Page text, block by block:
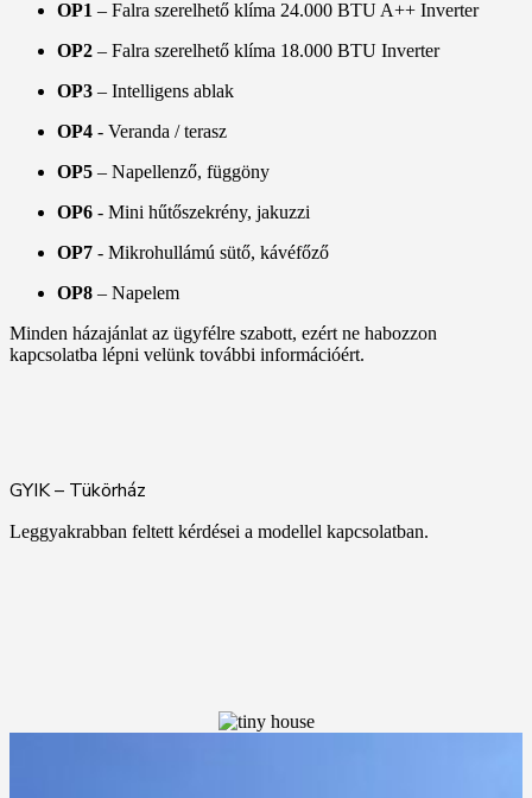
OP1 – Falra szerelhető klíma 24.000 BTU A++ Inverter
OP2 – Falra szerelhető klíma 18.000 BTU Inverter
OP3 – Intelligens ablak
OP4 - Veranda / terasz
OP5 – Napellenző, függöny
OP6 - Mini hűtőszekrény, jakuzzi
OP7 - Mikrohullámú sütő, kávéfőző
OP8 – Napelem
Minden házajánlat az ügyfélre szabott, ezért ne habozzon
kapcsolatba lépni velünk további információért.
GYIK – Tükörház
Leggyakrabban feltett kérdései a modellel kapcsolatban.